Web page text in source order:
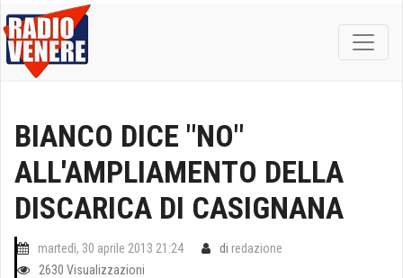
BIANCO DICE "NO"
ALL'AMPLIAMENTO DELLA
DISCARICA DI CASIGNANA
martedì, 30 aprile 2013 21:24 di redazione
2630 Visualizzazioni